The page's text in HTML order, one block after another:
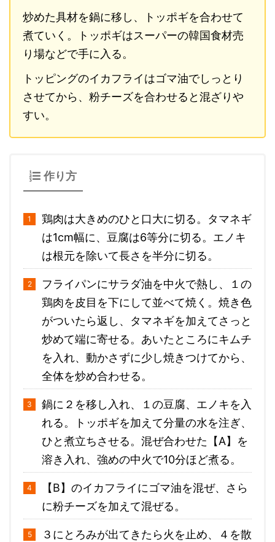
炒めた具材を鍋に移し、トッポギを合わせて
煮ていく。トッポギはスーパーの韓国食材売
り場などで手に入る。
トッピングのイカフライはゴマ油でしっとり
させてから、粉チーズを合わせると混ざりや
すい。
作り方
鶏肉は大きめのひと口大に切る。タマネギ
は1cm幅に、豆腐は6等分に切る。エノキ
は根元を除いて長さを半分に切る。
フライパンにサラダ油を中火で熱し、１の
鶏肉を皮目を下にして並べて焼く。焼き色
がついたら返し、タマネギを加えてさっと
炒めて端に寄せる。あいたところにキムチ
を入れ、動かさずに少し焼きつけてから、
全体を炒め合わせる。
鍋に２を移し入れ、１の豆腐、エノキを入
れる。トッポギを加えて分量の水を注ぎ、
ひと煮立ちさせる。混ぜ合わせた【A】を
溶き入れ、強めの中火で10分ほど煮る。
【B】のイカフライにゴマ油を混ぜ、さら
に粉チーズを加えて混ぜる。
３にとろみが出てきたら火を止め、４を散